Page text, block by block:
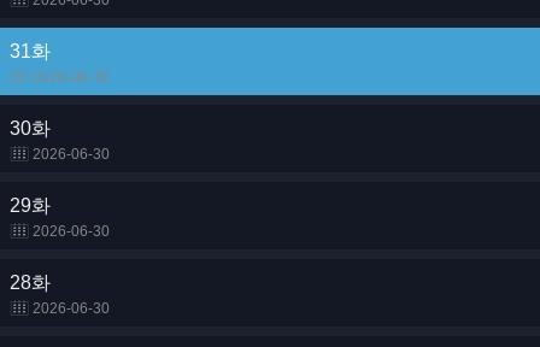
31화
2026-06-30
30화
2026-06-30
29화
2026-06-30
28화
2026-06-30